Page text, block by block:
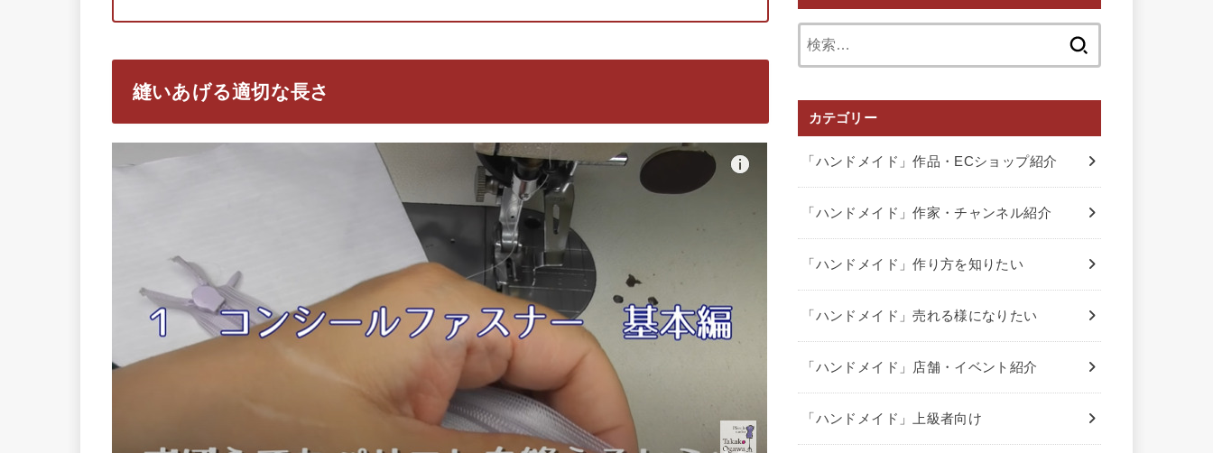
縫いあげる適切な長さ
カテゴリー
「ハンドメイド」作品・ECショップ紹介
「ハンドメイド」作家・チャンネル紹介
「ハンドメイド」作り方を知りたい
「ハンドメイド」売れる様になりたい
「ハンドメイド」店舗・イベント紹介
「ハンドメイド」上級者向け